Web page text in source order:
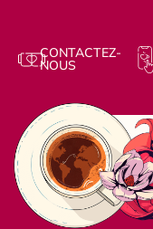
CONTACTEZ-
NOUS